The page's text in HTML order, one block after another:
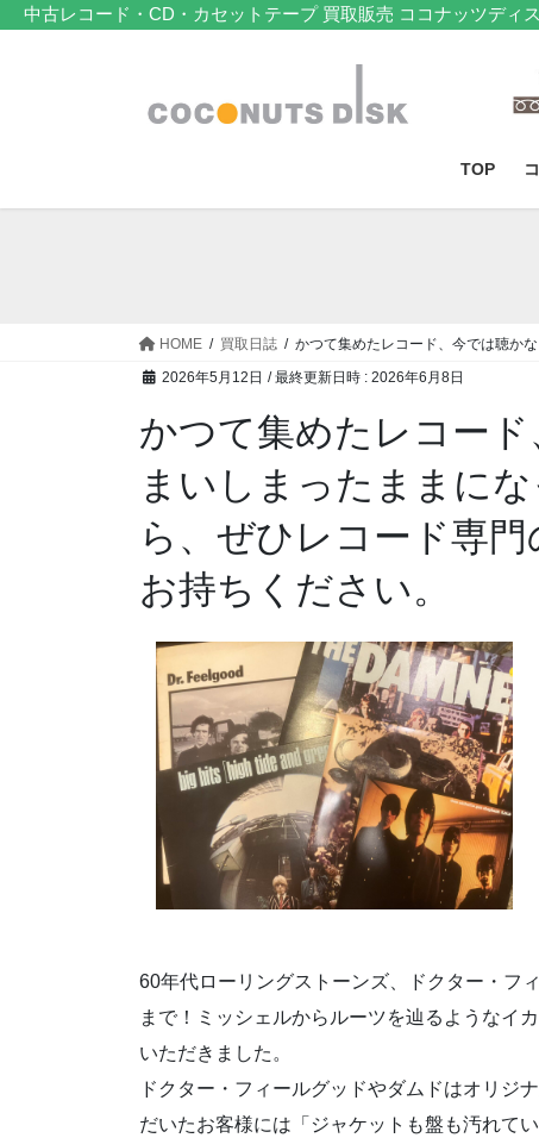
キ
に
中古レコード・CD・カセットテープ 買取販売 ココナッツディ
TOP
HOME 買取日誌
かつて集めたレコード、今では聴か
2026年5月12日 / 最終更新日時 : 2026年6月8日
かつて集めたレコー
まいしまったままに
ら、ぜひレコード専
お持ちください。
60年代ローリングストーンズ、ドクター・フ
まで！ミッシェルからルーツを辿るようなイ
いただきました。
ドクター・フィールグッドやダムドはオリジ
だいたお客様には「ジャケットも盤も汚れて